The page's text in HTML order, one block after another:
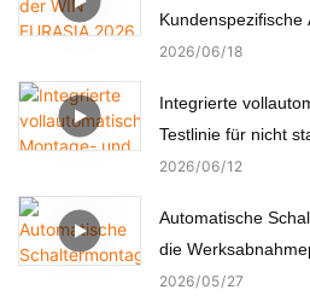
Kundenspezifische
für Elektronik,
2026 06 18
Integrierte
Testlinie für nicht
2026 06 12
Automatische
die
türkischen Kunden
2026 05 27